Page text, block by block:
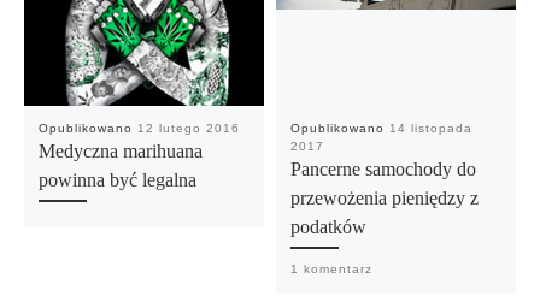
Opublikowano 12 lutego 2016
Medyczna marihuana
powinna być legalna
Opublikowano
14 listopada
2017
Pancerne samochody do
przewożenia pieniędzy z
podatków
1 komentarz